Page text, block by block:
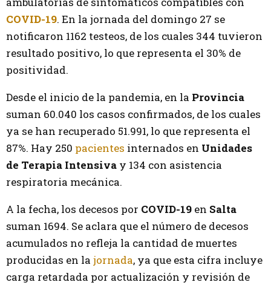
COVID-19. En la jornada del domingo 27 se
notificaron 1162 testeos, de los cuales 344 tuvieron
resultado positivo, lo que representa el 30% de
positividad.
Desde el inicio de la pandemia, en la Provincia
suman 60.040 los casos confirmados, de los cuales
ya se han recuperado 51.991, lo que representa el
87%. Hay 250 pacientes internados en Unidades
de Terapia Intensiva y 134 con asistencia
respiratoria mecánica.
A la fecha, los decesos por COVID-19 en Salta
suman 1694. Se aclara que el número de decesos
acumulados no refleja la cantidad de muertes
producidas en la jornada, ya que esta cifra incluye
carga retardada por actualización y revisión de